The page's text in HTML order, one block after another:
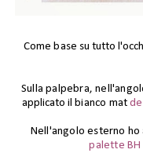
Comebase su tutto
Sulla palpebra,
applicato ilbianco mat
Nell'angolo esterno ho
palette BH